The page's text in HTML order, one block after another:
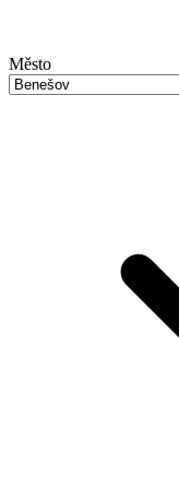
Město